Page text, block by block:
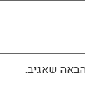
שאגיב.